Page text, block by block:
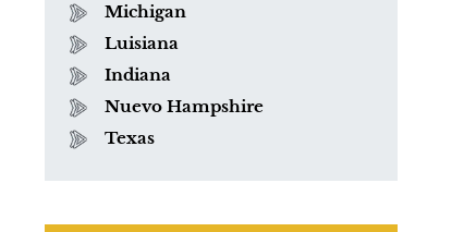
Michigan
Luisiana
Indiana
Nuevo Hampshire
Texas